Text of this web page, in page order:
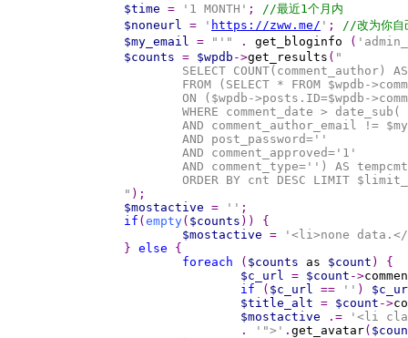
$time = '1 MONTH' ;
$noneurl
= ' https://zww.me/ ' ;
$my_email
= "'" . get_bloginfo (
$counts = $wpdb ->get_results ( "
		"
$mostactive = ''
if ( empty( $counts ))
$mostactive =
'<li>none
} else
foreach
( $counts as $count )
$c_url
= $count ->
if
( $c_url == '' )
$title_alt = $count ->
$mostactive
.=
'<li
.
'">' . get_avatar(